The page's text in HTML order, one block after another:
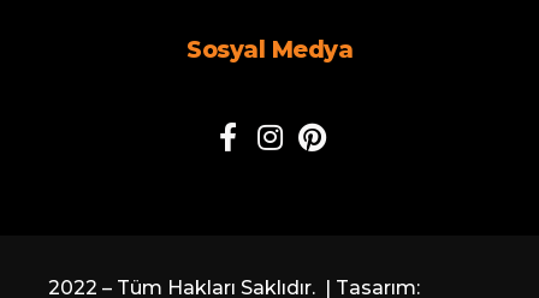
Sosyal Medya
2022 – Tüm Hakları Saklıdır. | Tasarım: